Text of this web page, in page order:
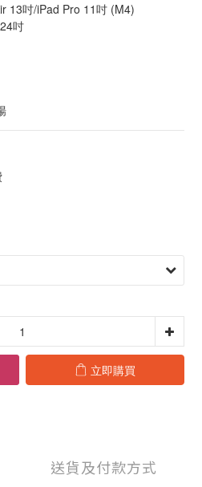
13吋/iPad Pro 11吋 (M4)
吋
立即購買
送貨及付款方式